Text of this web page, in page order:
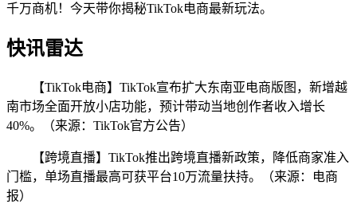
千万商机！今天带你揭秘TikTok电商最新玩法。
快讯雷达
【TikTok电商】TikTok宣布扩大东南亚电商版图，新增越
南市场全面开放小店功能，预计带动当地创作者收入增长
40%。（来源：TikTok官方公告）
【跨境直播】TikTok推出跨境直播新政策，降低商家准入
门槛，单场直播最高可获平台10万流量扶持。（来源：电商
报）